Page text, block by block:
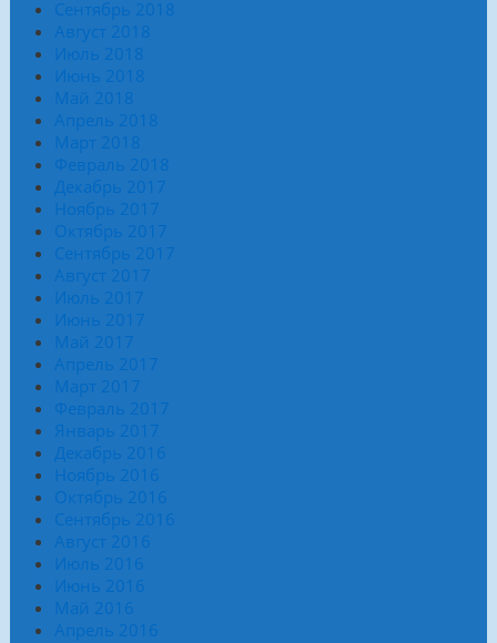
Сентябрь 2018
Август 2018
Июль 2018
Июнь 2018
Май 2018
Апрель 2018
Март 2018
Февраль 2018
Декабрь 2017
Ноябрь 2017
Октябрь 2017
Сентябрь 2017
Август 2017
Июль 2017
Июнь 2017
Май 2017
Апрель 2017
Март 2017
Февраль 2017
Январь 2017
Декабрь 2016
Ноябрь 2016
Октябрь 2016
Сентябрь 2016
Август 2016
Июль 2016
Июнь 2016
Май 2016
Апрель 2016